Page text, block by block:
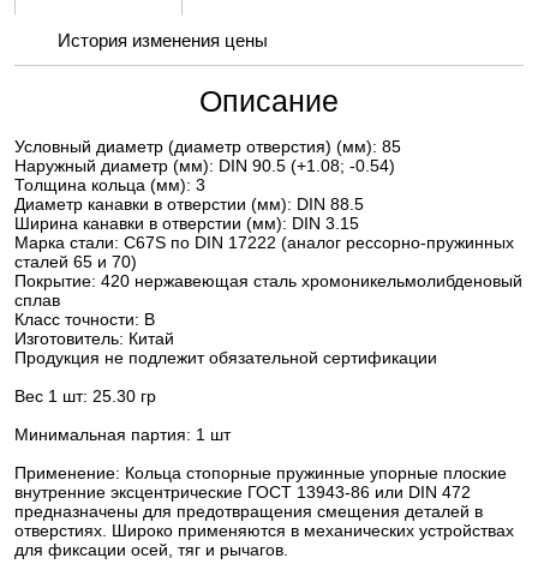
История изменения цены
Описание
Условный диаметр (диаметр отверстия) (мм): 85
Наружный диаметр (мм): DIN 90.5 (+1.08; -0.54)
Толщина кольца (мм): 3
Диаметр канавки в отверстии (мм): DIN 88.5
Ширина канавки в отверстии (мм): DIN 3.15
Марка стали: C67S по DIN 17222 (аналог рессорно-пружинных
сталей 65 и 70)
Покрытие: 420 нержавеющая сталь хромоникельмолибденовый
сплав
Класс точности: В
Изготовитель: Китай
Продукция не подлежит обязательной сертификации
Вес 1 шт: 25.30 гр
Минимальная партия: 1 шт
Применение: Кольца стопорные пружинные упорные плоские
внутренние эксцентрические ГОСТ 13943-86 или DIN 472
предназначены для предотвращения смещения деталей в
отверстиях. Широко применяются в механических устройствах
для фиксации осей, тяг и рычагов.